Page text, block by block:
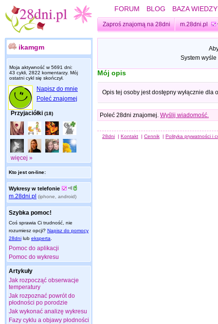
FORUM BLOG BAZA WIEDZY
Zaproś znajomą na 28dni m.28dni.pl
ikamgm
Moja aktywność w 5691 dni:
43 cykli, 2822 komentarzy. Mój
ostatni cykl się skończył.
Napisz do mnie
Poleć znajomej
Przyjaciółki (18)
więcej »
Kto jest on-line:
Wykresy w telefonie
m.28dni.pl (iphone, android)
Szybka pomoc!
Coś sprawia Ci trudność, nie
rozumiesz opcji? Napisz do pomocy
28dni lub eksperta
Pomoc do aplikacji
Pomoc do wykresu
Artykuły
Jak rozpocząć obserwacje
temperatury
Jak rozpoznać powrót do
płodności po porodzie
Jak wykonać analizę wykresu
Fazy cyklu a objawy płodności
System
Mój opis
Opis tej osoby jest dostępny wyłącznie dla
Poleć 28dni znajomej. Wyślij wiadomość.
28dni | Kontakt | Cennik | Polityka prywatności i